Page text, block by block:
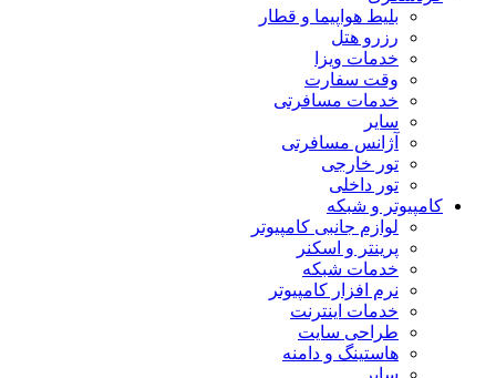
بلیط هواپیما و قطار
رزرو هتل
خدمات ویزا
وقت سفارت
خدمات مسافرتی
سایر
آژانس مسافرتی
تور خارجی
تور داخلی
کامپیوتر و شبکه
لوازم جانبی کامپیوتر
پرینتر و اسکنر
خدمات شبکه
نرم افزار کامپیوتر
خدمات اینترنت
طراحی سایت
هاستینگ و دامنه